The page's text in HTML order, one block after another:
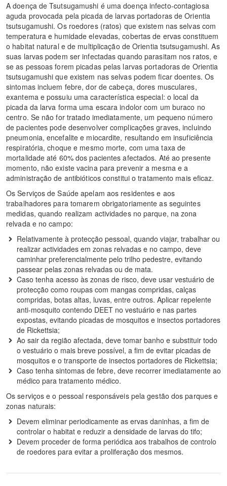
A doença de Tsutsugamushi é uma doença infecto-contagiosa
aguda provocada pela picada de larvas portadoras de Orientia
tsutsugamushi. Os roedores (ratos) que existem nas selvas com
temperatura e humidade elevadas, cobertas de ervas constituem
o habitat natural e de multiplicação de Orientia tsutsugamushi. As
suas larvas podem ser infectadas quando parasitam nos ratos, e
se as pessoas forem picadas pelas larvas portadoras de Orientia
tsutsugamushi que existem nas selvas podem ficar doentes. Os
sintomas incluem febre, dor de cabeça, dores musculares,
exantema e possuiu uma característica especial: o local da
picada da larva forma uma escara indolor com um buraco no
centro. Se não for tratado imediatamente, um pequeno número
de pacientes pode desenvolver complicações graves, incluindo
pneumonia, encefalite e miocardite, resultando em insuficiência
respiratória, choque e mesmo morte, com uma taxa de
mortalidade até 60% dos pacientes afectados. Até ao presente
momento, não existe vacina para prevenir a mesma e a
administração de antibióticos constitui o tratamento mais eficaz.
Os Serviços de Saúde apelam aos residentes e aos
trabalhadores para tomarem obrigatoriamente as seguintes
medidas, quando realizam actividades no parque, na zona
relvada e no campo:
Relativamente à protecção pessoal, quando viajar, trabalhar ou
realizar actividades em zonas relvadas e no campo, deve
caminhar preferencialmente pelo trilho pedestre, evitando
passear pelas zonas relvadas ou de mata.
Caso tenha acesso às zonas de risco, deve usar vestuário de
protecção como roupas com mangas compridas, calças
compridas, botas altas, luvas, entre outros. Aplicar repelente
anti-mosquito contendo DEET no vestuário e nas partes
expostas, evitando picadas de mosquitos e insectos portadores
de Rickettsia;
Ao sair da região afectada, deve tomar banho e substituir todo
o vestuário o mais breve possível, a fim de evitar picadas de
mosquitos e o transporte de insectos portadores de Rickettsia;
Caso tenha sintomas de febre, deve recorrer imediatamente ao
médico para tratamento médico.
Os serviços e o pessoal responsáveis pela gestão dos parques e
zonas naturais:
Devem eliminar periodicamente as ervas daninhas, a fim de
controlar o habitat e reduzir a densidade de larvas do tifo;
Devem proceder de forma periódica aos trabalhos de controlo
de roedores para evitar a proliferação dos mesmos.